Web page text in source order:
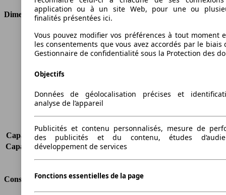
Dimensions
Longueur
4876 mm
Hauteur
1836 mm
Largeur
1794 mm
Poids maximum
Charge maximale
741 kg
Portes
Charge sur toit
Capacité de remorquage (sans freins) 740 kg
Capacité de remorquage (avec freins)
Volume du coffre
-
Consommation
application ou à un site Web, pour une ou
finalités présentées ici.
Vous pouvez modifier vos préférences à tout moment
les consentements que vous avez accordés par le biais
Gestionnaire de confidentialité sous la Protection des
Objectifs
Données de géolocalisation précises et
analyse de l’appareil
Publicités et contenu personnalisés, mesure de
des publicités et du contenu, études
développement de services
Fonctions essentielles de la page